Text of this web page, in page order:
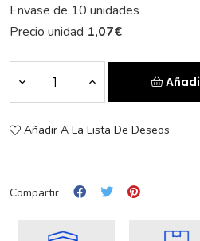
Envase de 10 unidades
Precio unidad 1,07€
Añadir A La Lista De Deseos
Compartir